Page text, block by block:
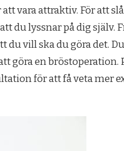
vara attraktiv. För att
du lyssnar på dig själv.
vill ska du göra det.
göra en bröstoperation.
för att få veta mer